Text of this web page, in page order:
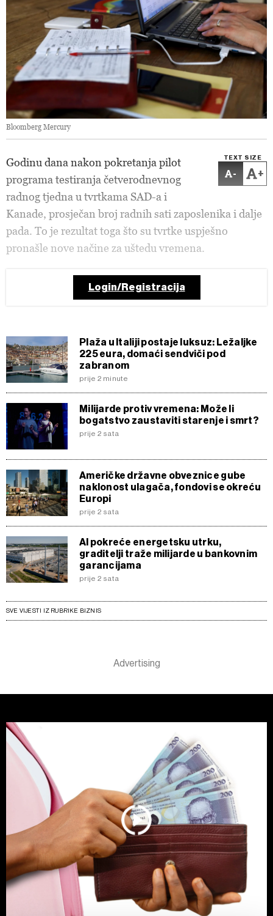
Bloomberg Mercury
TEXT SIZE
- +
Godinu dana nakon pokretanja pilot
programa testiranja četverodnevnog
radnog tjedna u tvrtkama SAD-a i
Kanade, prosječan broj radnih sati zaposlenika i dalje
pada. To je rezultat toga što su tvrtke uspješno
pronašle nove načine za uštedu vremena.
Login/Registracija
Plaža u Italiji postaje luksuz: Ležaljke
225 eura, domaći sendviči pod
zabranom
prije 2 minute
Milijarde protiv vremena: Može li
bogatstvo zaustaviti starenje i smrt?
prije 2 sata
Američke državne obveznice gube
naklonost ulagača, fondovi se okreću
Europi
prije 2 sata
AI pokreće energetsku utrku,
graditelji traže milijarde u bankovnim
garancijama
prije 2 sata
SVE VIJESTI IZ RUBRIKE BIZNIS